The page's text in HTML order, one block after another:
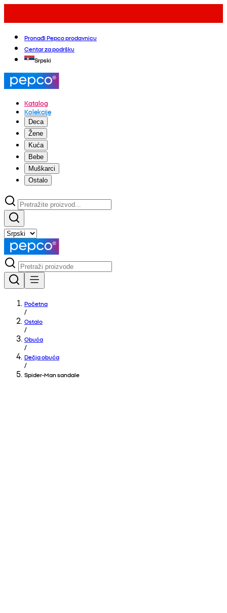
Pronađi Pepco prodavnicu
Centar za podršku
Srpski
Katalog
Kolekcije
Deca
Žene
Kuća
Bebe
Muškarci
Ostalo
Početna
/
Ostalo
/
Obuća
/
Dečja obuća
/
Spider-Man sandale